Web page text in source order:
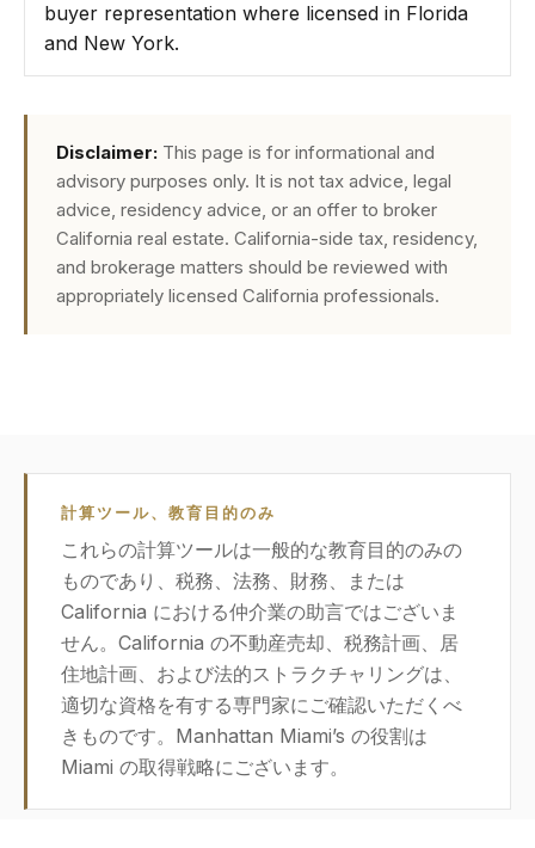
buyer representation where licensed in Florida
and New York.
Disclaimer: This page is for informational and
advisory purposes only. It is not tax advice, legal
advice, residency advice, or an offer to broker
California real estate. California-side tax, residency,
and brokerage matters should be reviewed with
appropriately licensed California professionals.
計算ツール、教育目的のみ
これらの計算ツールは一般的な教育目的のみの
ものであり、税務、法務、財務、または
California における仲介業の助言ではございま
せん。California の不動産売却、税務計画、居
住地計画、および法的ストラクチャリングは、
適切な資格を有する専門家にご確認いただくべ
きものです。Manhattan Miami’s の役割は
Miami の取得戦略にございます。